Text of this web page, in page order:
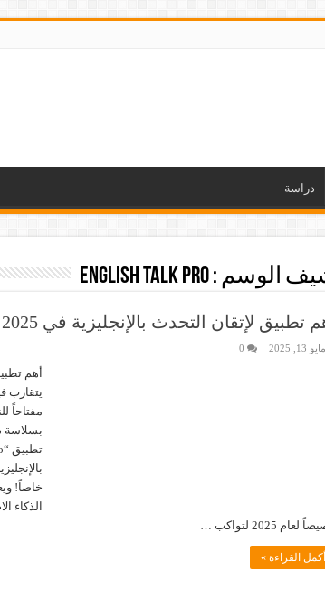
دراسة
الوسم :English Talk Pro
تطبيق لإتقان التحدث بالإنجليزية في 2025
مايو 13, 2025 0
يتقارب
مفتاحاً
بسلاسة
خاصاً!
الذكاء
لعام 2025 لتواكب …
أكمل القراءة »